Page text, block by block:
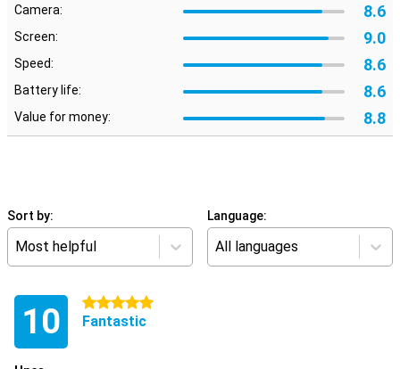
Camera: 8.6
Screen: 9.0
Speed: 8.6
Battery life: 8.6
Value for money: 8.8
Sort by:
Most helpful
Language:
All languages
10 5 stars
Fantastic